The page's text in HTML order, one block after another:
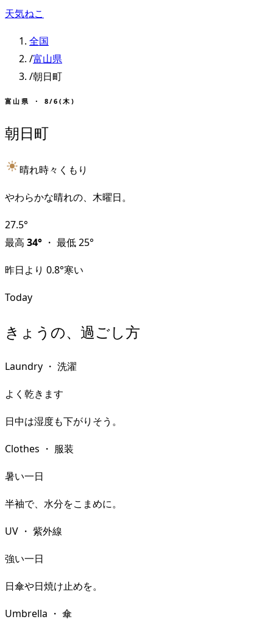
天気ねこ
全国
/富山県
/朝日町
富山県 ・ 8/6(木)
朝日町
晴れ時々くもり
やわらかな晴れの、木曜日。
27.5°
最高 34° ・ 最低25°
昨日より 0.8°寒い
Today
きょうの、過ごし方
Laundry ・ 洗濯
よく乾きます
日中は湿度も下がりそう。
Clothes ・ 服装
暑い一日
半袖で、水分をこまめに。
UV ・ 紫外線
強い一日
日傘や日焼け止めを。
Umbrella ・ 傘